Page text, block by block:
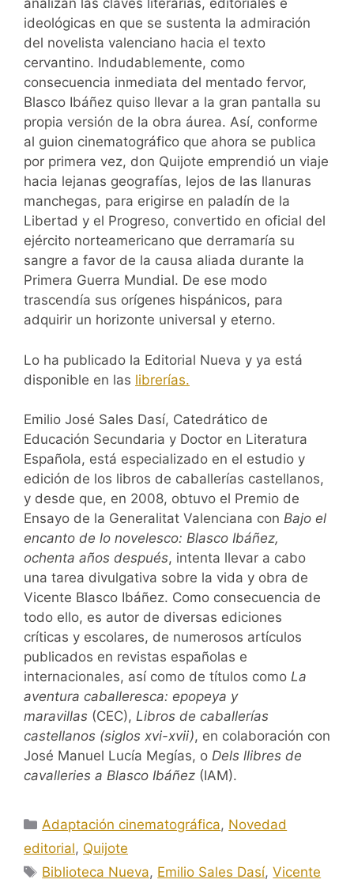
analizan las claves literarias, editoriales e
ideológicas en que se sustenta la admiración
del novelista valenciano hacia el texto
cervantino. Indudablemente, como
consecuencia inmediata del mentado fervor,
Blasco Ibáñez quiso llevar a la gran pantalla su
propia versión de la obra áurea. Así, conforme
al guion cinematográfico que ahora se publica
por primera vez, don Quijote emprendió un viaje
hacia lejanas geografías, lejos de las llanuras
manchegas, para erigirse en paladín de la
Libertad y el Progreso, convertido en oficial del
ejército norteamericano que derramaría su
sangre a favor de la causa aliada durante la
Primera Guerra Mundial. De ese modo
trascendía sus orígenes hispánicos, para
adquirir un horizonte universal y eterno.
Lo ha publicado la Editorial Nueva y ya está
disponible en las librerías.
Emilio José Sales Dasí, Catedrático de
Educación Secundaria y Doctor en Literatura
Española, está especializado en el estudio y
edición de los libros de caballerías castellanos,
y desde que, en 2008, obtuvo el Premio de
Ensayo de la Generalitat Valenciana con Bajo el
encanto de lo novelesco: Blasco Ibáñez,
ochenta años después, intenta llevar a cabo
una tarea divulgativa sobre la vida y obra de
Vicente Blasco Ibáñez. Como consecuencia de
todo ello, es autor de diversas ediciones
críticas y escolares, de numerosos artículos
publicados en revistas españolas e
internacionales, así como de títulos como La
aventura caballeresca: epopeya y
maravillas (CEC), Libros de caballerías
castellanos (siglos xvi-xvii), en colaboración con
José Manuel Lucía Megías, o Dels llibres de
cavalleries a Blasco Ibáñez (IAM).
Categorías
Adaptación cinematográfica, Novedad
editorial, Quijote
Etiquetas
Biblioteca Nueva, Emilio Sales Dasí,Vicente